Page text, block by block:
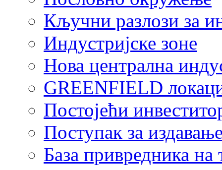
Кључни разлози за
Индустријске зоне
Нова централна
GREENFIELD
Постојећи
Поступак за
База привредника